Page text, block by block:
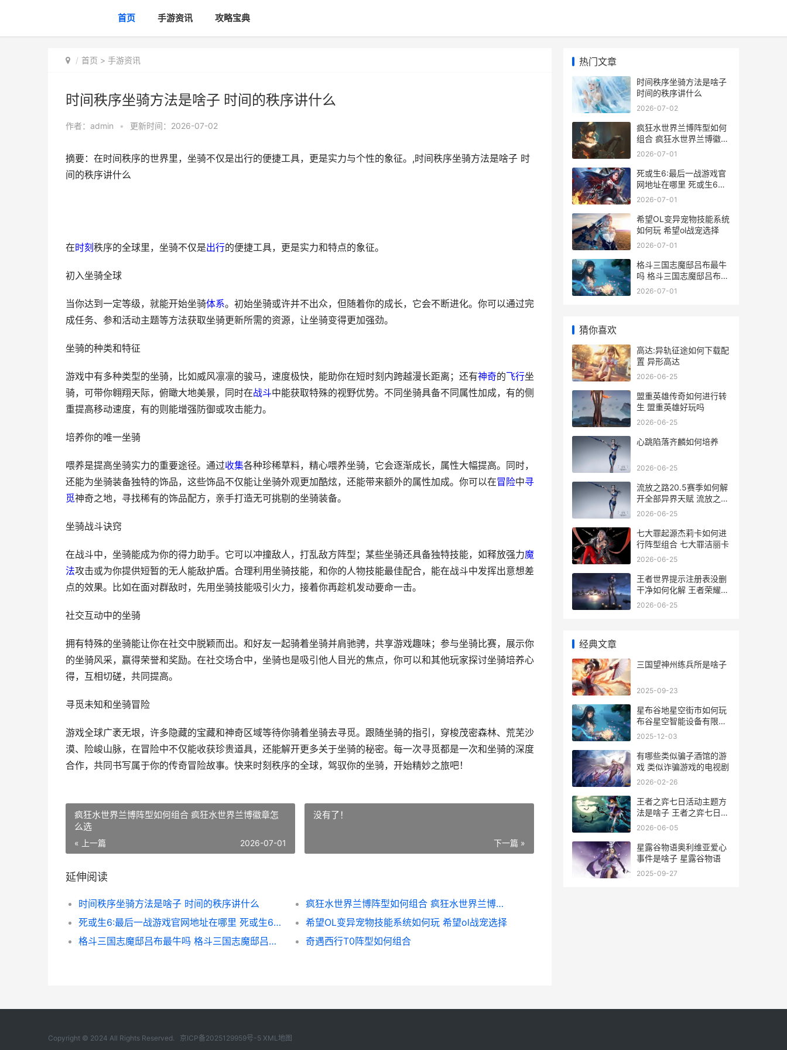
首页 手游资讯 攻略宝典
首页 > 手游资讯
时间秩序坐骑方法是啥子 时间的秩序讲什么
作者： admin • 更新时间：2026-07-02
摘要：在时间秩序的世界里，坐骑不仅是出行的便捷工具，更是实力与个性的象征。,时间秩序坐骑方法是啥子 时
间的秩序讲什么
在时刻 秩序的全球里，坐骑不仅是出行的便捷工具，更是实力和特点的象征。
初入坐骑全球
当你达到一定等级，就能开始坐骑体系。初始坐骑或许并不出众，但随着你的成长，它会不断进化。你可以通过完
成任务、参和活动主题等方法获取坐骑更新所需的资源，让坐骑变得更加强劲。
坐骑的种类和特征
游戏中有多种类型的坐骑，比如威风凛凛的骏马，速度极快，能助你在短时刻内跨越漫长距离；还有神奇的飞行坐
骑，可带你翱翔天际，俯瞰大地美景，同时在战斗中能获取特殊的视野优势。不同坐骑具备不同属性加成，有的侧
重提高移动速度，有的则能增强防御或攻击能力。
培养你的唯一坐骑
喂养是提高坐骑实力的重要途径。通过收集各种珍稀草料，精心喂养坐骑，它会逐渐成长，属性大幅提高。同时，
还能为坐骑装备独特的饰品，这些饰品不仅能让坐骑外观更加酷炫，还能带来额外的属性加成。你可以在冒险中寻
觅神奇之地，寻找稀有的饰品配方，亲手打造无可挑剔的坐骑装备。
坐骑战斗诀窍
在战斗中，坐骑能成为你的得力助手。它可以冲撞敌人，打乱敌方阵型；某些坐骑还具备独特技能，如释放强力魔
法攻击或为你提供短暂的无人能敌护盾。合理利用坐骑技能，和你的人物技能最佳配合，能在战斗中发挥出意想差
点的效果。比如在面对群敌时，先用坐骑技能吸引火力，接着你再趁机发动要命一击。
社交互动中的坐骑
拥有特殊的坐骑能让你在社交中脱颖而出。和好友一起骑着坐骑并肩驰骋，共享游戏趣味；参与坐骑比赛，展示你
的坐骑风采，赢得荣誉和奖励。在社交场合中，坐骑也是吸引他人目光的焦点，你可以和其他玩家探讨坐骑培养心
得，互相切磋，共同提高。
寻觅未知和坐骑冒险
游戏全球广袤无垠，许多隐藏的宝藏和神奇区域等待你骑着坐骑去寻觅。跟随坐骑的指引，穿梭茂密森林、荒芜沙
漠、险峻山脉，在冒险中不仅能收获珍贵道具，还能解开更多关于坐骑的秘密。每一次寻觅都是一次和坐骑的深度
合作，共同书写属于你的传奇冒险故事。快来时刻秩序的全球，驾驭你的坐骑，开始精妙之旅吧！
疯狂水世界兰博阵型如何组合 疯狂水世界兰博徽章怎
么选
« 上一篇 2026-07-01
没有了！
下一篇 »
延伸阅读
时间秩序坐骑方法是啥子 时间的秩序讲什么
疯狂水世界兰博阵型如何组合 疯狂水世界兰博徽章怎么选
死或生6:最后一战游戏官网地址在哪里 死或生6最后一站
希望OL变异宠物技能系统如何玩 希望ol战宠选择
格斗三国志魔邸吕布最牛吗 格斗三国志魔邸吕布怎么打
奇遇西行T0阵型如何组合
热门文章
时间秩序坐骑方法是啥子
时间的秩序讲什么
2026-07-02
疯狂水世界兰博阵型如何
组合 疯狂水世界兰博徽章
怎么选
2026-07-01
死或生6:最后一战游戏官
网地址在哪里 死或生6最
后一站
2026-07-01
希望OL变异宠物技能系统
如何玩 希望ol战宠选择
2026-07-01
格斗三国志魔邸吕布最牛
吗 格斗三国志魔邸吕布怎
么打
2026-07-01
猜你喜欢
高达:异轨征途如何下载配
置 异形高达
2026-06-25
盟重英雄传奇如何进行转
生 盟重英雄好玩吗
2026-06-25
心跳陷落齐麟如何培养
2026-06-25
流放之路20.5赛季如何解
开全部异界天赋 流放之路
20.5赛季更新了什么
2026-06-25
七大罪起源杰莉卡如何进
行阵型组合 七大罪洁丽卡
2026-06-25
王者世界提示注册表没删
干净如何化解 王者荣耀注
稍
2026-06-25
经典文章
三国望神州练兵所是啥子
2025-09-23
星布谷地星空街市如何玩
布谷星空智能设备有限公
司
2025-12-03
有哪些类似骗子酒馆的游
戏 类似诈骗游戏的电视剧
2026-02-26
王者之弈七日活动主题方
法是啥子 王者之弈七日活
动怎么玩
2026-06-05
星露谷物语奥利维亚爱心
事件是啥子 星露谷物语
2025-09-27
Copyright © 2024 All Rights Reserved. 京ICP备2025129959号-5 XML地图